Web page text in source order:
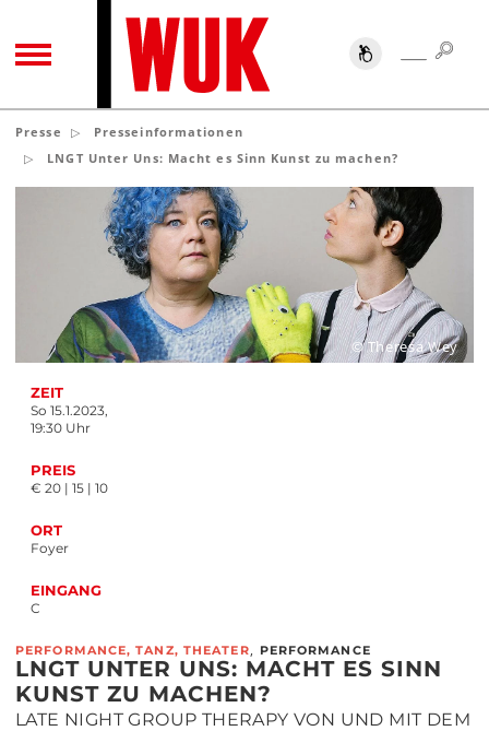
TOGGLE NAVIGATION SUCHE
Presse
Presseinformationen
LNGT Unter Uns: Macht es Sinn Kunst zu machen?
ZEIT
So 15.1.2023,
19:30 Uhr
PREIS
€ 20 | 15 | 10
ORT
Foyer
EINGANG
C
© Theresa Wey
PERFORMANCE, TANZ, THEATER, PERFORMANCE
LNGT UNTER UNS: MACHT ES SINN
KUNST ZU MACHEN?
LATE NIGHT GROUP THERAPY VON UND MIT DEM